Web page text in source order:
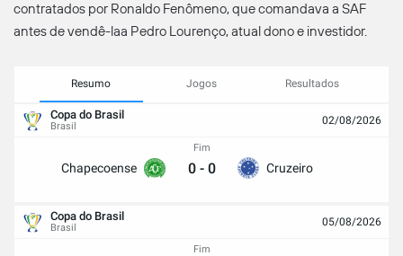
contratados por Ronaldo Fenômeno, que comandava a SAF
antes de vendê-laa Pedro Lourenço, atual dono e investidor.
Resumo Jogos Resultados
Copa do Brasil
Brasil 02/08/2026
Chapecoense
Fim
0 - 0 Cruzeiro
Copa do Brasil
Brasil 05/08/2026
Fim